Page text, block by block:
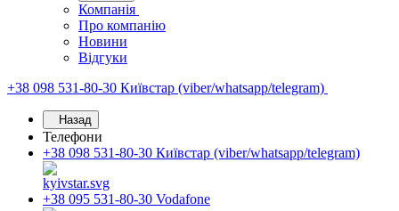
Компанія
Про компанію
Новини
Відгуки
+38 098 531-80-30 Київстар (viber/whatsapp/telegram)
Назад
Телефони
+38 098 531-80-30 Київстар (viber/whatsapp/telegram)
+38 095 531-80-30 Vodafone